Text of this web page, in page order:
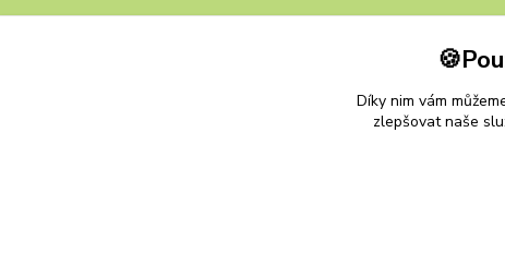
Díky nim vám
zlepšovat naše